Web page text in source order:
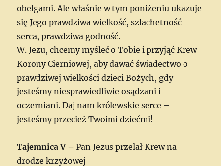
obelgami. Ale właśnie w tym poniżeniu ukazuje
się Jego prawdziwa wielkość, szlachetność
serca, prawdziwa godność.
W. Jezu, chcemy myśleć o Tobie i przyjąć Krew
Korony Cierniowej, aby dawać świadectwo o
prawdziwej wielkości dzieci Bożych, gdy
jesteśmy niesprawiedliwie osądzani i
oczerniani. Daj nam królewskie serce –
jesteśmy przecież Twoimi dziećmi!
Tajemnica V –Pan Jezus przelał Krew na
drodze krzyżowej